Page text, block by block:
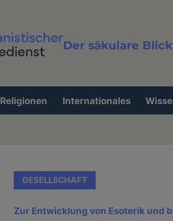
Der säkulare
Volltextsuche
Religionen Internationales
GESELLSCHAFT
Zur Entwicklung von Esoterik und